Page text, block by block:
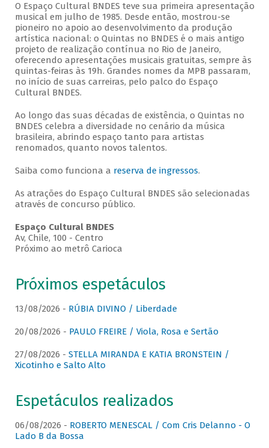
O Espaço Cultural BNDES teve sua primeira apresentação
musical em julho de 1985. Desde então, mostrou-se
pioneiro no apoio ao desenvolvimento da produção
artística nacional: o Quintas no BNDES é o mais antigo
projeto de realização contínua no Rio de Janeiro,
oferecendo apresentações musicais gratuitas, sempre às
quintas-feiras às 19h. Grandes nomes da MPB passaram,
no início de suas carreiras, pelo palco do Espaço
Cultural BNDES.
Ao longo das suas décadas de existência, o Quintas no
BNDES celebra a diversidade no cenário da música
brasileira, abrindo espaço tanto para artistas
renomados, quanto novos talentos.
Saiba como funciona a reserva de ingressos.
As atrações do Espaço Cultural BNDES são selecionadas
através de concurso público.
Espaço Cultural BNDES
Av, Chile, 100 - Centro
Próximo ao metrô Carioca
Próximos espetáculos
13/08/2026 - RÚBIA DIVINO / Liberdade
20/08/2026 - PAULO FREIRE / Viola, Rosa e Sertão
27/08/2026 - STELLA MIRANDA E KATIA BRONSTEIN /
Xicotinho e Salto Alto
Espetáculos realizados
06/08/2026 - ROBERTO MENESCAL / Com Cris Delanno - O
Lado B da Bossa